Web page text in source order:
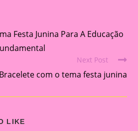
Festa Junina Para A Educação
Next Post
Bracelete com o tema festa junina
LIKE